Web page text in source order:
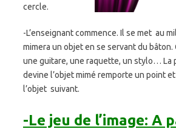
cercle.
-L’enseignant commence. Il se met au
mimera un objet en se servant du
une guitare, une raquette, un stylo… La
devine l’objet mimé remporte un point et
l’objet suivant.
-Le jeu de l’image: A